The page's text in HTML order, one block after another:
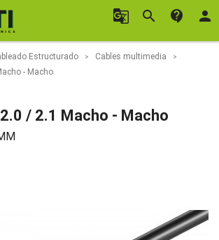
g_translate search contact_support person
Estructurado
Cables multimedia
- Macho
/ 2.1 Macho - Macho